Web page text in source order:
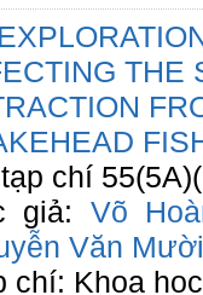
THE
chí
giả: Võ
Văn Mười
chí: Khoa